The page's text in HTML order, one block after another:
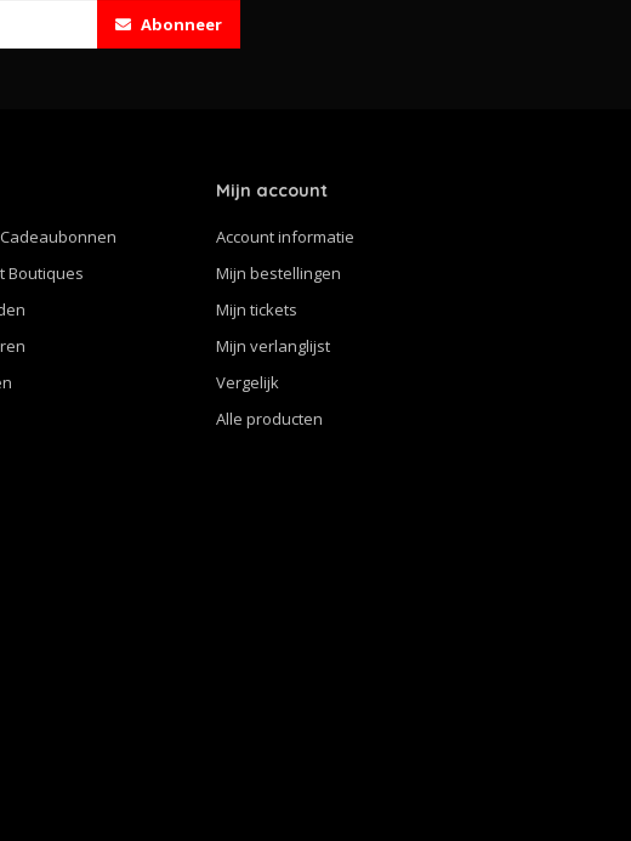
Abonneer
Boutiques
Mijn account
Account informatie
Mijn bestellingen
Mijn tickets
Mijn verlanglijst
Vergelijk
Alle producten